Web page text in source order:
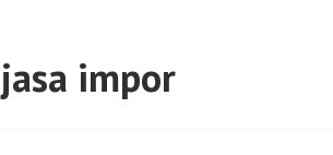
jasa impor